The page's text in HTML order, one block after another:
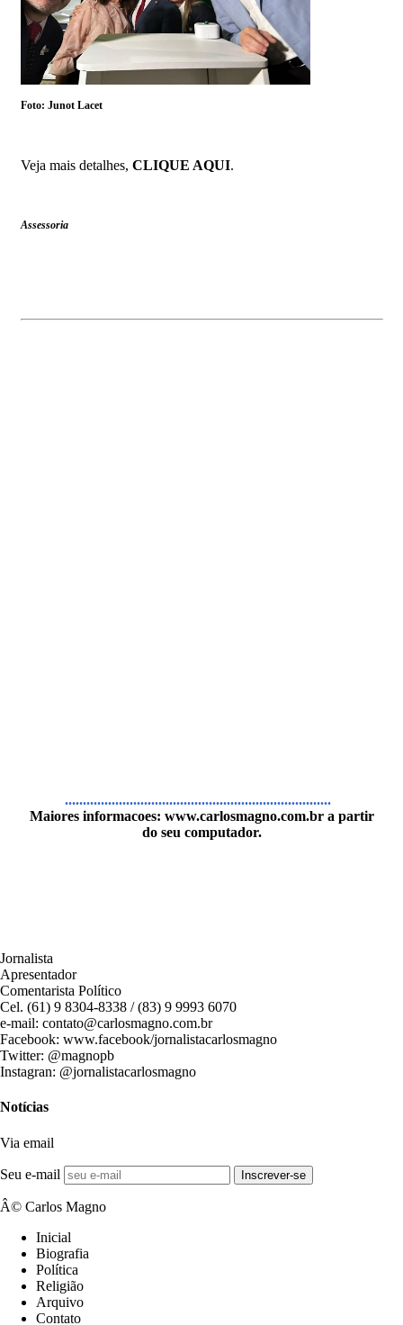
Foto: Junot Lacet
Veja mais detalhes, CLIQUE AQUI.
Assessoria
..........................................................................
Maiores informacoes: www.carlosmagno.com.bra partir
do seu computador.
Jornalista
Apresentador
Comentarista Político
Cel. (61) 9 8304-8338 / (83) 9 9993 6070
e-mail: contato@carlosmagno.com.br
Facebook: www.facebook/jornalistacarlosmagno
Twitter: @magnopb
Instagran: @jornalistacarlosmagno
Notícias
Via email
Seu e-mail Inscrever-se
Â© Carlos Magno
Inicial
Biografia
Política
Religião
Arquivo
Contato